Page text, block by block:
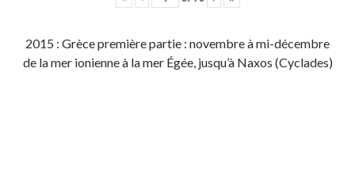
2015 : Grèce première partie : novembre à mi-décembre
de la mer ionienne à la mer Égée, jusqu’à Naxos (Cyclades)